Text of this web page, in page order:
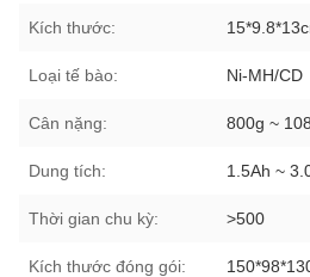
Kích thước:
Loại tế bào: Ni-MH/CD
Cân nặng: 800g ~
Dung tích: 1.5Ah ~
Thời gian chu kỳ: >500
Kích thước đóng gói: